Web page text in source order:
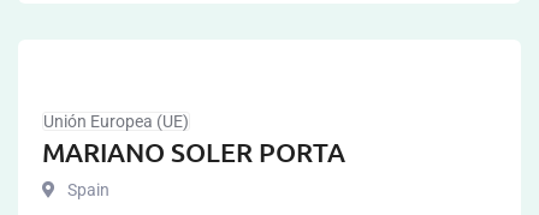
Unión Europea (UE)
MARIANO SOLER PORTA
Spain